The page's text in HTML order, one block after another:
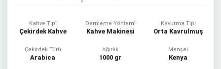
Kahve Tipi
Çekirdek Kahve
Demleme Yöntemi
Kahve Makinesi
Kavurma Tipi
Orta Kavrulmuş
Çekirdek Türü
Arabica
Ağırlık
1000 gr
Menşei
Kenya